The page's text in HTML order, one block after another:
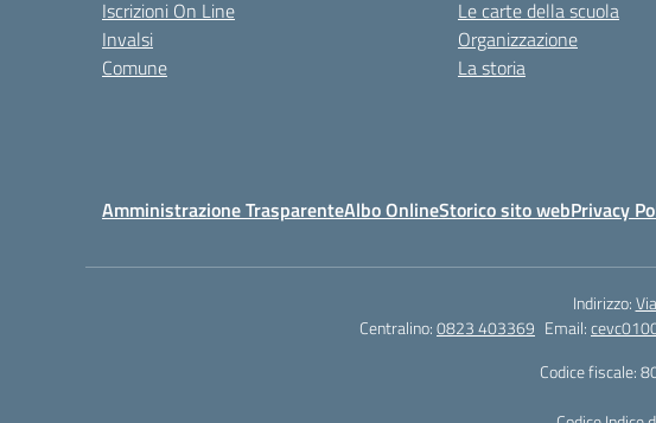
Iscrizioni On Line
Invalsi
Comune
Le carte della scuola
Organizzazione
La storia
Amministrazione TrasparenteAlbo OnlineStorico sito webPrivacy
Indirizzo:
Centralino:0823 403369 Email:
Codice fiscale: